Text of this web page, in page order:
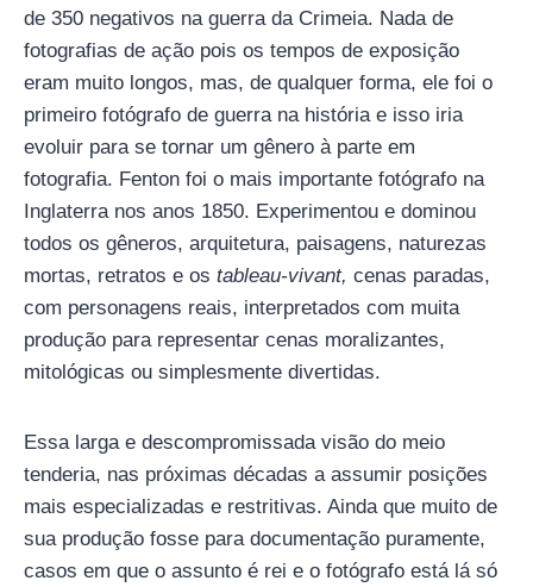
de 350 negativos na guerra da Crimeia. Nada de
fotografias de ação pois os tempos de exposição
eram muito longos, mas, de qualquer forma, ele foi o
primeiro fotógrafo de guerra na história e isso iria
evoluir para se tornar um gênero à parte em
fotografia. Fenton foi o mais importante fotógrafo na
Inglaterra nos anos 1850. Experimentou e dominou
todos os gêneros, arquitetura, paisagens, naturezas
mortas, retratos e os tableau-vivant, cenas paradas,
com personagens reais, interpretados com muita
produção para representar cenas moralizantes,
mitológicas ou simplesmente divertidas.
Essa larga e descompromissada visão do meio
tenderia, nas próximas décadas a assumir posições
mais especializadas e restritivas. Ainda que muito de
sua produção fosse para documentação puramente,
casos em que o assunto é rei e o fotógrafo está lá só